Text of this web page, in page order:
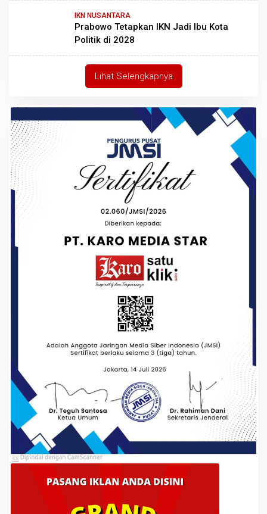
IKN NUSANTARA
Prabowo Tetapkan IKN Jadi Ibu Kota
Politik di 2028
Lihat Selengkapnya